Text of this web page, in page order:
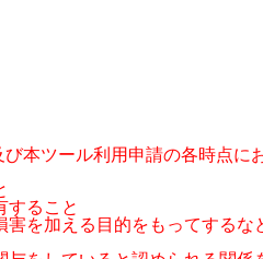
本ツール利用申請の各時点に
すること
を加える目的をもってするな